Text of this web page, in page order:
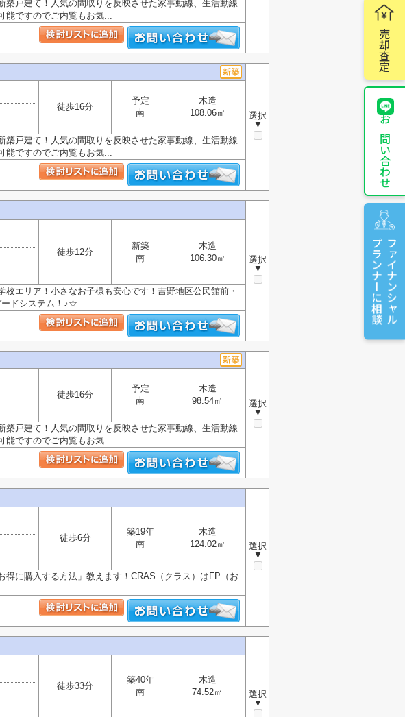
売却査定
お問い合わせ
ファイナンシャル
プランナーに相談
築戸建て！人気の間取りを反映させた家事動線、生活動線
能ですのでご内覧もお気...
選択
▼
徒歩16分
予定
南
木造
108.06㎡
築戸建て！人気の間取りを反映させた家事動線、生活動線
能ですのでご内覧もお気...
選択
▼
徒歩12分
新築
南
木造
106.30㎡
エリア！小さなお子様も安心です！吉野地区公民館前・
ードシステム！♪☆
選択
▼
徒歩16分
予定
南
木造
98.54㎡
築戸建て！人気の間取りを反映させた家事動線、生活動線
能ですのでご内覧もお気...
選択
▼
徒歩6分
築19年
南
木造
124.02㎡
に購入する方法」教えます！CRAS（クラス）はFP（お
選択
▼
徒歩33分
築40年
南
木造
74.52㎡